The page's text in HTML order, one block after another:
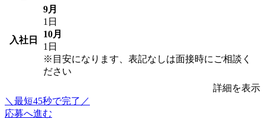
入社日
9月
1日
10月
1日
※目安になります、表記なしは面接時にご相談く
ださい
詳細を表示
＼最短45秒で完了／
応募へ進む